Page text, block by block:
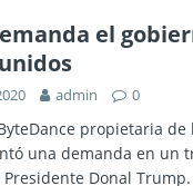
el
admin 0
propietaria
una demanda en un
Donal